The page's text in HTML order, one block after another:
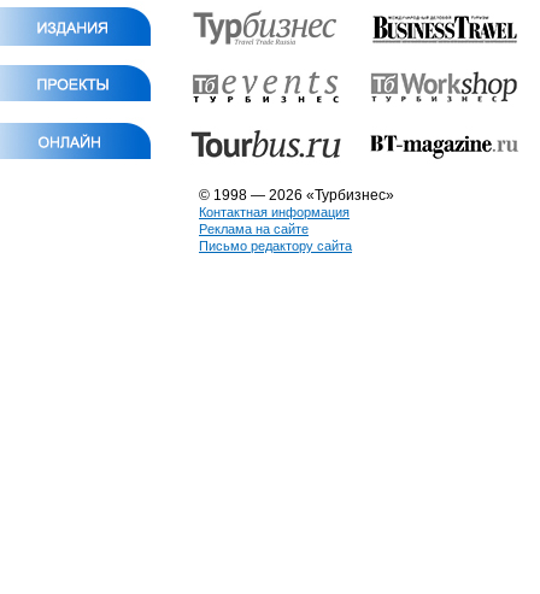
© 1998 — 2026 «Турбизнес»
Контактная информация
Реклама на сайте
Письмо редактору сайта